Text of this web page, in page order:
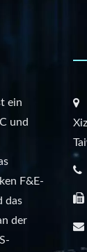
ein
und
F&E-
das
der